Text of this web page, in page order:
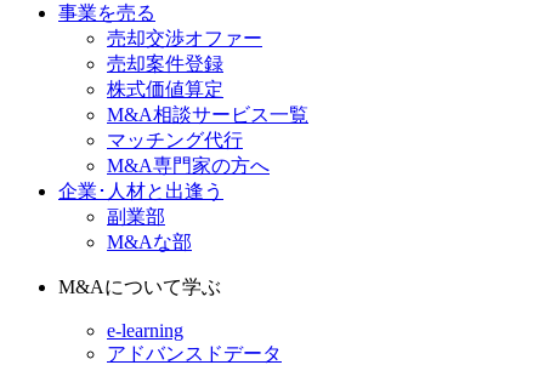
事業を売る
売却交渉オファー
売却案件登録
株式価値算定
M&A相談サービス一覧
マッチング代行
M&A専門家の方へ
企業･人材と出逢う
副業部
M&Aな部
M&Aについて学ぶ
e-learning
アドバンスドデータ